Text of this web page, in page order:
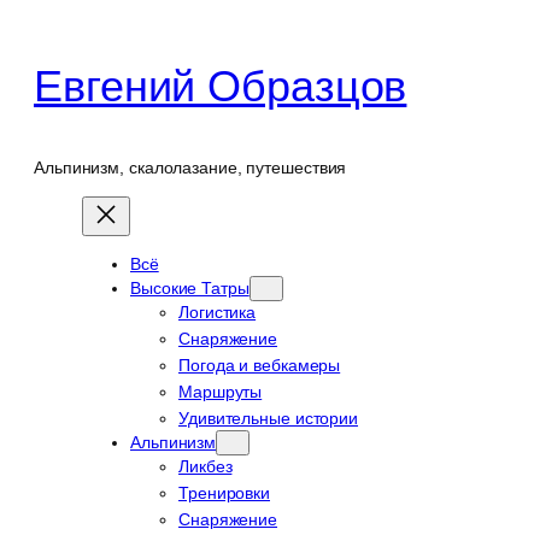
содержимому
Евгений Образцов
Альпинизм, скалолазание, путешествия
Всё
Высокие Татры
Логистика
Снаряжение
Погода и вебкамеры
Маршруты
Удивительные истории
Альпинизм
Ликбез
Тренировки
Снаряжение